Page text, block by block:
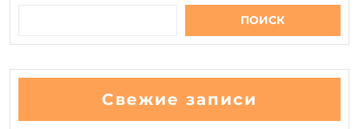
ПОИСК
Свежие записи